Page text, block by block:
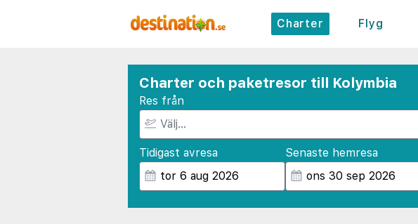
Charter Flyg
Charter och paketresor till Kolymbia
Res från
Tidigast avresa Senaste hemresa